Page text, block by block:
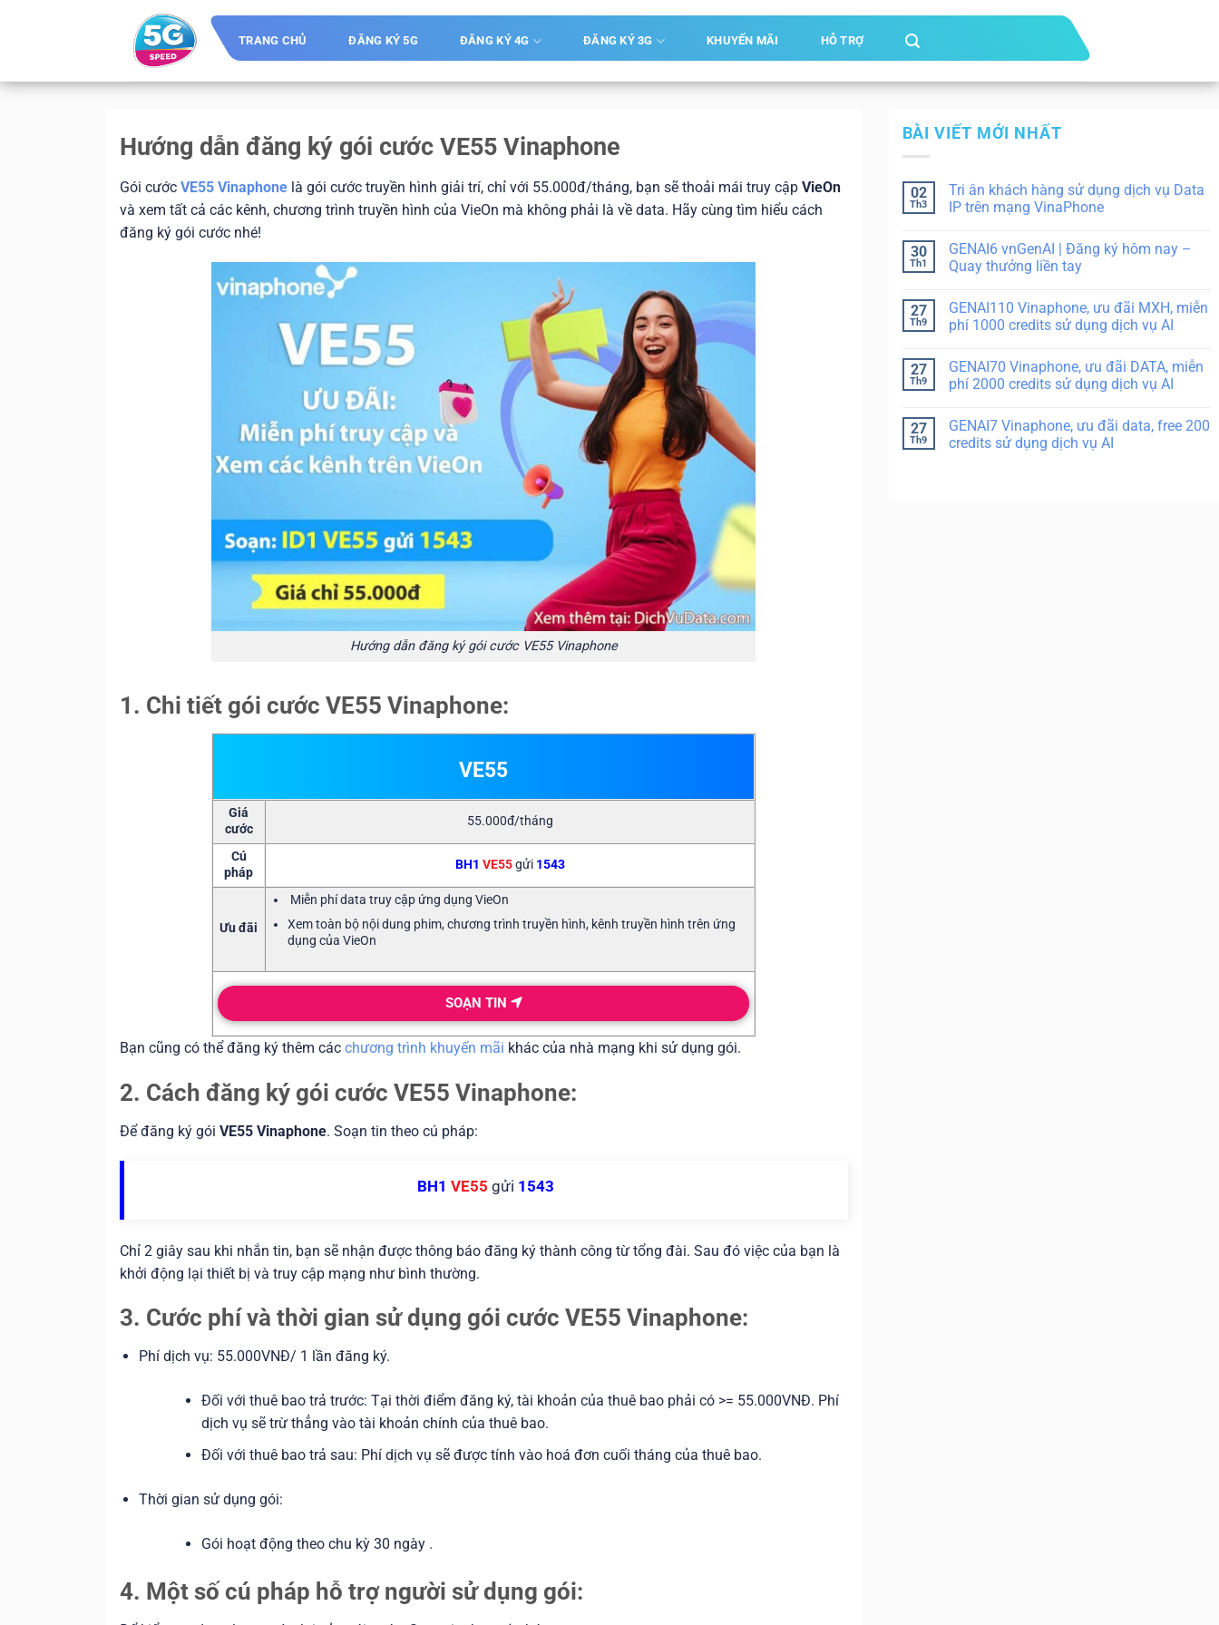
TRANG CHỦ ĐĂNG KÝ 5G ĐĂNG KÝ 4G ĐĂNG KÝ 3G KHUYẾN MÃI HỖ TRỢ
Hướng dẫn đăng ký gói cước VE55 Vinaphone
Gói cước VE55 Vinaphone là gói cước truyền hình giải trí, chỉ với 55.000đ/tháng, bạn sẽ thoải mái truy cập VieOn
và xem tất cả các kênh, chương trình truyền hình của VieOn mà không phải là về data. Hãy cùng tìm hiểu cách
đăng ký gói cước nhé!
Hướng dẫn đăng ký gói cước VE55 Vinaphone
1. Chi tiết gói cước VE55 Vinaphone:
VE55
Giá
cước
55.000đ/tháng
Cú
pháp
BH1 VE55gửi 1543
Ưu đãi
Miễn phí data truy cập ứng dụng VieOn
Xem toàn bộ nội dung phim, chương trình truyền hình, kênh truyền hình trên ứng
dụng của VieOn
SOẠN TIN
Bạn cũng có thể đăng ký thêm các chương trình khuyến mãi khác của nhà mạng khi sử dụng gói.
2. Cách đăng ký gói cước VE55 Vinaphone:
Để đăng ký gói VE55 Vinaphone. Soạn tin theo cú pháp:
BH1 VE55 gửi 1543
Chỉ 2 giây sau khi nhắn tin, bạn sẽ nhận được thông báo đăng ký thành công từ tổng đài. Sau đó việc của bạn là
khởi động lại thiết bị và truy cập mạng như bình thường.
3. Cước phí và thời gian sử dụng gói cước VE55 Vinaphone:
Phí dịch vụ: 55.000VNĐ/ 1 lần đăng ký.
Đối với thuê bao trả trước: Tại thời điểm đăng ký, tài khoản của thuê bao phải có >= 55.000VNĐ. Phí
dịch vụ sẽ trừ thẳng vào tài khoản chính của thuê bao.
Đối với thuê bao trả sau: Phí dịch vụ sẽ được tính vào hoá đơn cuối tháng của thuê bao.
Thời gian sử dụng gói:
Gói hoạt động theo chu kỳ 30 ngày .
4. Một số cú pháp hỗ trợ người sử dụng gói:
BÀI VIẾT MỚI NHẤT
02
Th3
Tri ân khách hàng sử dụng dịch vụ Data
IP trên mạng VinaPhone
30
Th1
GENAI6 vnGenAI | Đăng ký hôm nay –
Quay thưởng liền tay
27
Th9
GENAI110 Vinaphone, ưu đãi MXH, miễn
phí 1000 credits sử dụng dịch vụ AI
27
Th9
GENAI70 Vinaphone, ưu đãi DATA, miễn
phí 2000 credits sử dụng dịch vụ AI
27
Th9
GENAI7 Vinaphone, ưu đãi data, free 200
credits sử dụng dịch vụ AI